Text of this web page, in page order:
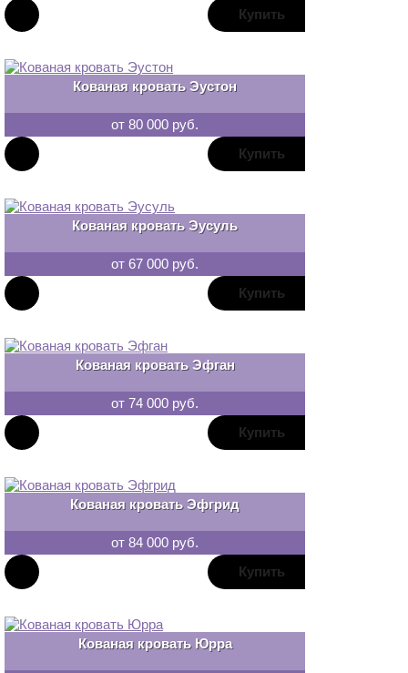
закладки
Кованая кровать Эустон
от 80 000 руб.
закладки
Кованая кровать Эусуль
от 67 000 руб.
закладки
Кованая кровать Эфган
от 74 000 руб.
закладки
Кованая кровать Эфгрид
от 84 000 руб.
закладки
Кованая кровать Юрра